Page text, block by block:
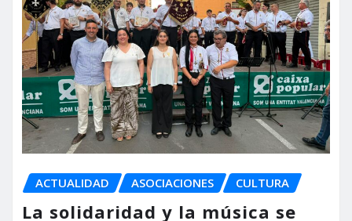
ACTUALIDAD ASOCIACIONES CULTURA
La solidaridad y la música se